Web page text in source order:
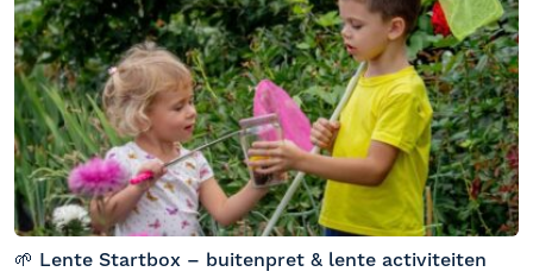
🌱 Lente Startbox – buitenpret & lente activiteiten